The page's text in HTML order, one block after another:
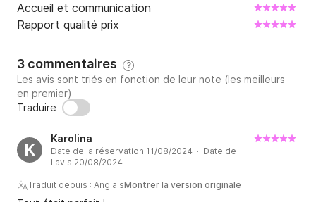
Accueil et communication
Rapport qualité prix
3 commentaires ?
Les avis sont triés en fonction de leur note (les meilleurs
en premier)
Traduire
K
Karolina
Date de la réservation 11/08/2024 · Date de
l'avis 20/08/2024
Traduit depuis : AnglaisMontrer la version originale